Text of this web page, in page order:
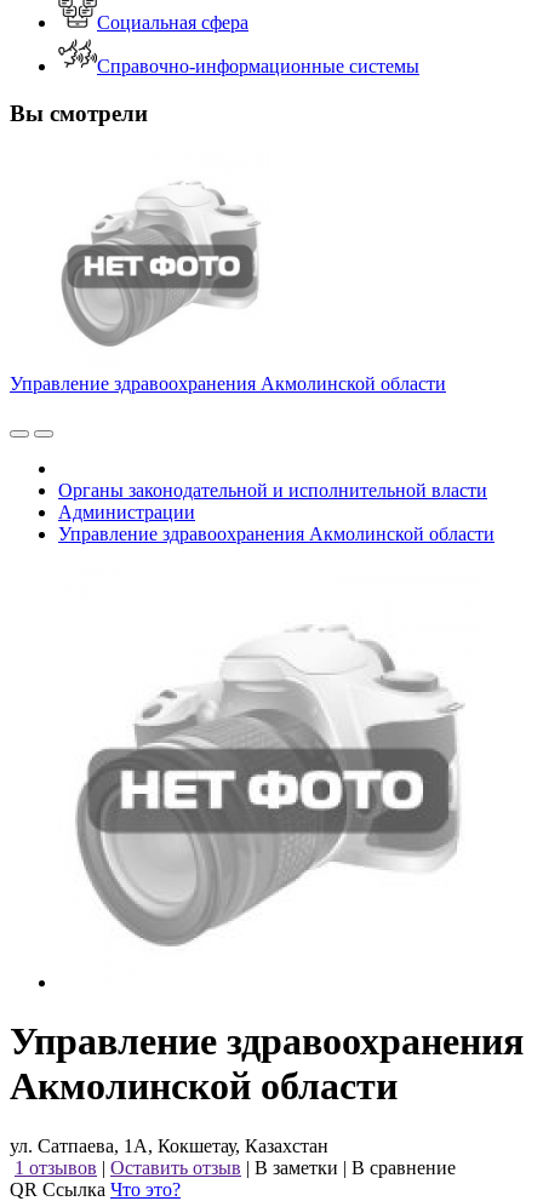
Социальная сфера
Справочно-информационные системы
Вы смотрели
Управление здравоохранения Акмолинской области
Органы законодательной и исполнительной власти
Администрации
Управление здравоохранения Акмолинской области
Управление здравоохранения
Акмолинской области
ул. Сатпаева, 1А, Кокшетау, Казахстан
1 отзывов | Оставить отзыв | В заметки | В сравнение
QR Ссылка Что это?